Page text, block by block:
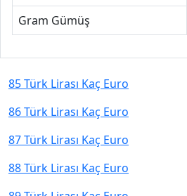
Gram Gümüş
85 Türk Lirası Kaç Euro
86 Türk Lirası Kaç Euro
87 Türk Lirası Kaç Euro
88 Türk Lirası Kaç Euro